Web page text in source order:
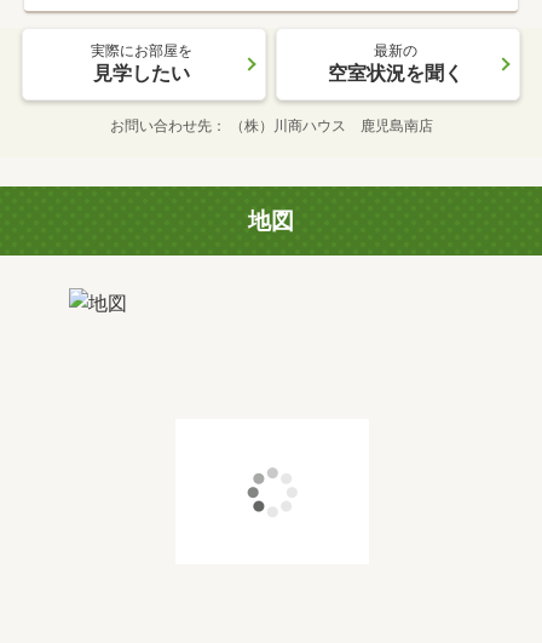
実際にお部屋を
見学したい
最新の
空室状況を聞く
お問い合わせ先 （株）川商ハウス 鹿児島南店
地図